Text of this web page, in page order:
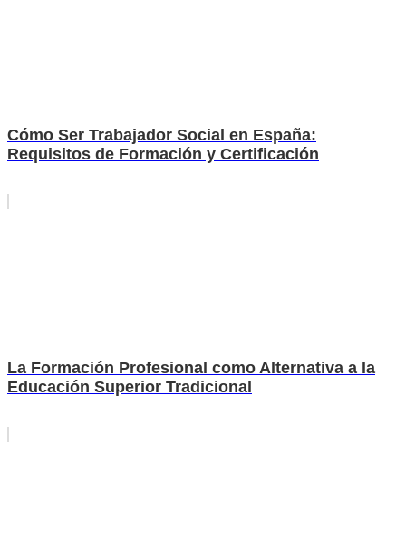
Cómo Ser Trabajador Social en España:
Requisitos de Formación y Certificación
La Formación Profesional como Alternativa a la
Educación Superior Tradicional